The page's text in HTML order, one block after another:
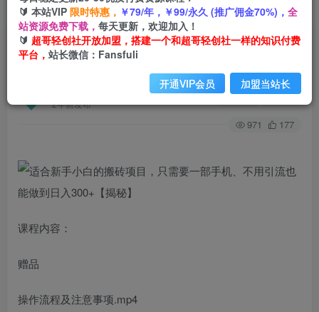
首页 创业课程 会员免费 正文
适合新手小白的搬砖项目，只需要一部手机、不用
引流也能做到日入300+【揭秘】
2年前发布
关注 私信
971 177
课程内容：
赠品
操作流程及注意事项.mp4
🔰 本站VIP 限时特惠， ￥79/年，￥99/永久 (推广佣金70%)， 全
站资源免费下载， 每天更新，欢迎加入！
🔰 超哥轻创社开放加盟，搭建一个和超哥轻创社一样的知识付费
平台， 站长微信：Fansfuli
开通VIP会员 加盟当站长